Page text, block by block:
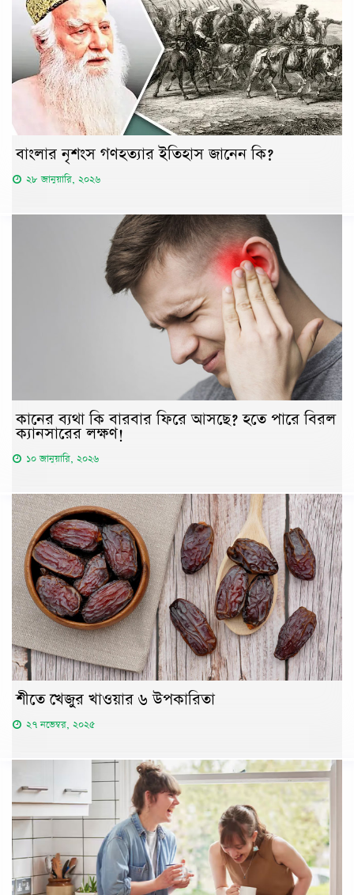
বাংলার নৃশংস গণহত্যার ইতিহাস জানেন কি?
২৮ জানুয়ারি, ২০২৬
কানের ব্যথা কি বারবার ফিরে আসছে? হতে পারে বিরল
ক্যানসারের লক্ষণ!
১০ জানুয়ারি, ২০২৬
শীতে খেজুর খাওয়ার ৬ উপকারিতা
২৭ নভেম্বর, ২০২৫